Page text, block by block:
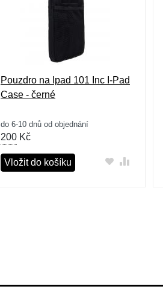
Pouzdro na Ipad 101 Inc I-Pad
Case - černé
do 6-10 dnů od objednání
200Kč
Vložit do košíku